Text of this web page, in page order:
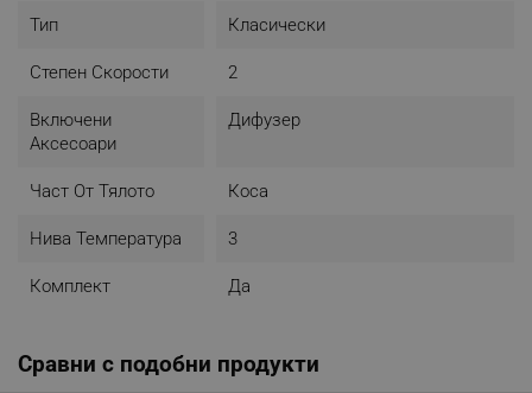
Тип Класически
Степен Скорости 2
Включени
Аксесоари
Дифузер
Част От Тялото Коса
Нива Температура 3
Комплект Да
Сравни с подобни продукти